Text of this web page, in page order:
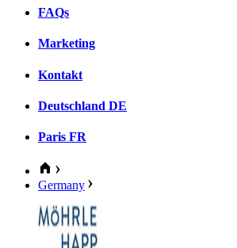
FAQs
Marketing
Kontakt
Deutschland DE
Paris FR
Germany